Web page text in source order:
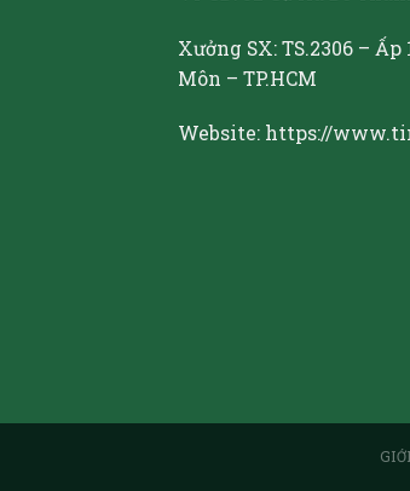
Xưởng SX: TS.2306 –
Môn – TP.HCM
Website: https://